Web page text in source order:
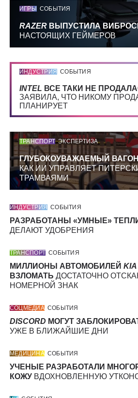
ИГРЫ СОБЫТИЯ
RAZER ВЫПУСТИЛА
НАСТОЯЩИХ ГЕЙМЕРОВ
ИНДУСТРИЯ СОБЫТИЯ
INTEL ВСЕ ТАКИ НЕ
ЗАЯВИЛА, ЧТО НИКОМУ
ПЛАНИРУЕТ
ТРАНСПОРТ ЭКСПЕРТИЗА
ГЛУБОКОУВАЖАЕМЫЙ
КАК ИИ УПРАВЛЯЕТ
ТРАМВАЯМИ
ИНДУСТРИЯ СОБЫТИЯ
РАЗРАБОТАНЫ «УМНЫЕ»
ДЕЛАЮТ УДОБРЕНИЯ
ТРАНСПОРТ СОБЫТИЯ
МИЛЛИОНЫ АВТОМОБИЛЕЙ KIA
ВЗЛОМАТЬ ДОСТАТОЧНО
НОМЕРНОЙ ЗНАК
СОЦМЕДИА СОБЫТИЯ
DISCORD МОГУТ
УЖЕ В БЛИЖАЙШИЕ ДНИ
МЕДИЦИНА СОБЫТИЯ
УЧЕНЫЕ РАЗРАБОТАЛИ
КОЖУ ВДОХНОВЛЕННУЮ